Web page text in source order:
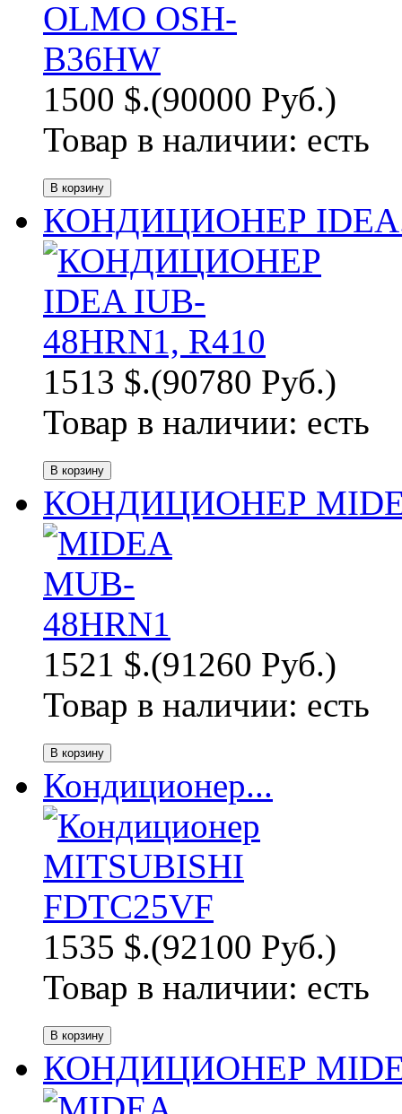
1500 $.(90000 Руб.)
Товар в наличии: есть
КОНДИЦИОНЕР
1513 $.(90780 Руб.)
Товар в наличии: есть
КОНДИЦИОНЕР
1521 $.(91260 Руб.)
Товар в наличии: есть
Кондиционер...
1535 $.(92100 Руб.)
Товар в наличии: есть
КОНДИЦИОНЕР